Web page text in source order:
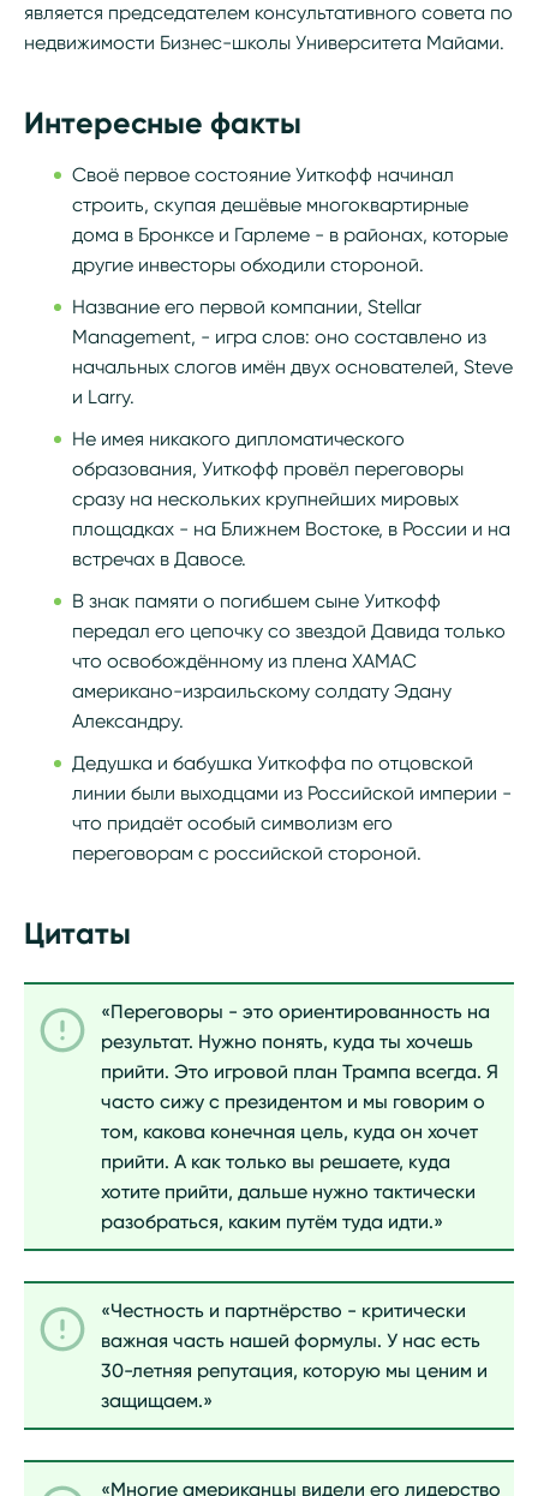
является председателем консультативного совета по
недвижимости Бизнес-школы Университета Майами.
Интересные факты
Своё первое состояние Уиткофф начинал
строить, скупая дешёвые многоквартирные
дома в Бронксе и Гарлеме - в районах, которые
другие инвесторы обходили стороной.
Название его первой компании, Stellar
Management, - игра слов: оно составлено из
начальных слогов имён двух основателей, Steve
и Larry.
Не имея никакого дипломатического
образования, Уиткофф провёл переговоры
сразу на нескольких крупнейших мировых
площадках - на Ближнем Востоке, в России и на
встречах в Давосе.
В знак памяти о погибшем сыне Уиткофф
передал его цепочку со звездой Давида только
что освобождённому из плена ХАМАС
американо-израильскому солдату Эдану
Александру.
Дедушка и бабушка Уиткоффа по отцовской
линии были выходцами из Российской империи -
что придаёт особый символизм его
переговорам с российской стороной.
Цитаты
«Переговоры - это ориентированность на
результат. Нужно понять, куда ты хочешь
прийти. Это игровой план Трампа всегда. Я
часто сижу с президентом и мы говорим о
том, какова конечная цель, куда он хочет
прийти. А как только вы решаете, куда
хотите прийти, дальше нужно тактически
разобраться, каким путём туда идти.»
«Честность и партнёрство - критически
важная часть нашей формулы. У нас есть
30-летняя репутация, которую мы ценим и
защищаем.»
«Многие американцы видели его лидерство